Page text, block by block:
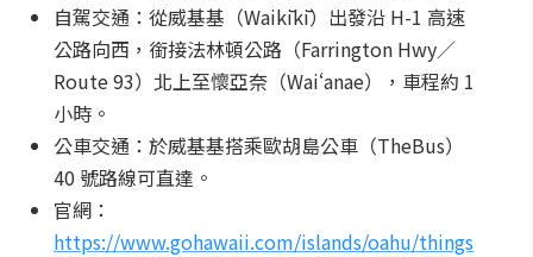
自駕交通：從威基基（Waikīkī）出發沿 H-1 高速
公路向西，銜接法林頓公路（Farrington Hwy／
Route 93）北上至懷亞奈（Waiʻanae），車程約 1
小時。
公車交通：於威基基搭乘歐胡島公車（TheBus）
40 號路線可直達。
官網：
https://www.gohawaii.com/islands/oahu/things